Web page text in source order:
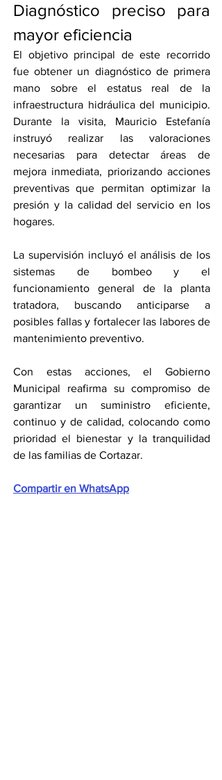
Diagnóstico preciso para
mayor eficiencia
El objetivo principal de este recorrido
fue obtener un diagnóstico de primera
mano sobre el estatus real de la
infraestructura hidráulica del municipio.
Durante la visita, Mauricio Estefanía
instruyó realizar las valoraciones
necesarias para detectar áreas de
mejora inmediata, priorizando acciones
preventivas que permitan optimizar la
presión y la calidad del servicio en los
hogares.
La supervisión incluyó el análisis de los
sistemas de bombeo y el
funcionamiento general de la planta
tratadora, buscando anticiparse a
posibles fallas y fortalecer las labores de
mantenimiento preventivo.
Con estas acciones, el Gobierno
Municipal reafirma su compromiso de
garantizar un suministro eficiente,
continuo y de calidad, colocando como
prioridad el bienestar y la tranquilidad
de las familias de Cortazar.
Compartir en WhatsApp